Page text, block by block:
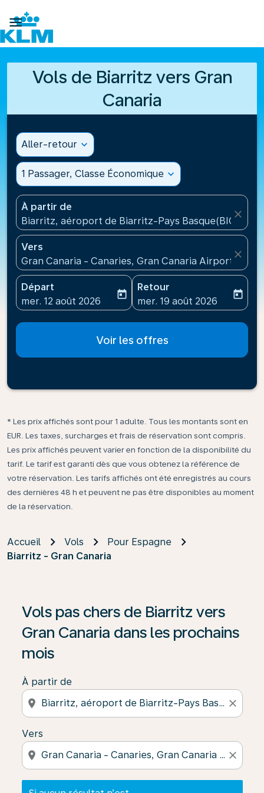

Vols de Biarritz vers Gran
Canaria
Aller-retour expand_more
1 Passager, Classe Économique expand_more
À partir de
Biarritz, aéroport de Biarritz-Pays Basque(BIQ),
close
Vers
Gran Canaria - Canaries, Gran Canaria Airport(LPA),
close
Départ
fc-booking-departure-date-aria-label
mer. 12 août 2026
today
Retour
fc-booking-return-date-
mer. 19 août 2026
today
Voir les offres
* Les prix affichés sont pour 1 adulte. Tous les montants sont en
EUR. Les taxes, surcharges et frais de réservation sont compris.
Les prix affichés peuvent varier en fonction de la disponibilité du
tarif. Le tarif est garanti dès que vous obtenez la référence de
votre réservation. Les tarifs affichés ont été enregistrés au cours
des dernières 48 h et peuvent ne pas être disponibles au moment
de la réservation.
Accueil Vols
Pour Espagne
Biarritz - Gran Canaria
Vols pas chers de Biarritz vers
Gran Canaria dans les prochains
mois
À partir de
location_on close
Vers
location_on close
Si aucun résultat n’est disponible, cliquez sur «